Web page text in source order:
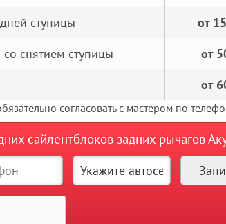
ступицы
от
снятием ступицы
от
от
согласовать с мастером по
сайлентблоков задних рычагов